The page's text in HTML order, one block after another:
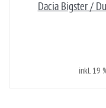
Dacia Bigster /
inkl. 19